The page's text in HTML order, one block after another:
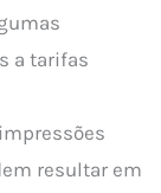
a tarifas
resultar em